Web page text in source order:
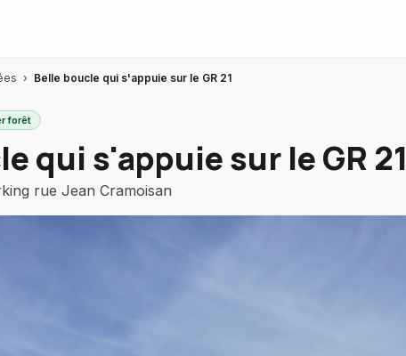
› Belle boucle qui s'appuie sur le GR 21
forêt
qui s'appuie sur le GR 21
rue Jean Cramoisan